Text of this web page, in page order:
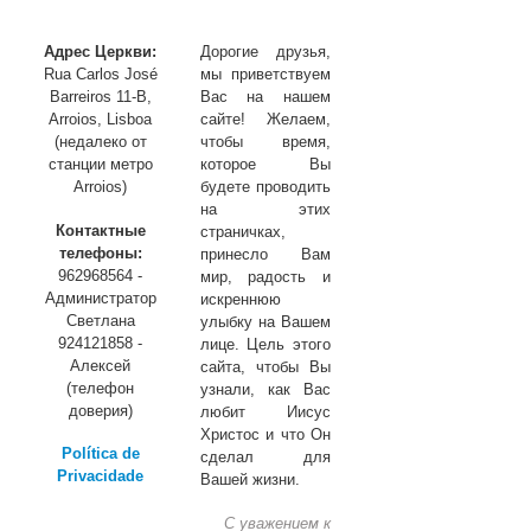
превозносится»
Адрес Церкви:
Rua Carlos José
Barreiros 11-B,
Arroios, Lisboa
(недалеко от
станции метро
Arroios)
Контактные
телефоны:
962968564 -
Администратор
Светлана
924121858 -
Алексей
(телефон
доверия)
Política de
Privacidade
Дорогие друзья,
мы приветствуем
Вас на нашем
сайте! Желаем,
чтобы время,
которое Вы
будете проводить
на этих
страничках,
принесло Вам
мир, радость и
искреннюю
улыбку на Вашем
лице. Цель этого
сайта, чтобы Вы
узнали, как Вас
любит Иисус
Христос и что Он
сделал для
Вашей жизни.
С уважением к